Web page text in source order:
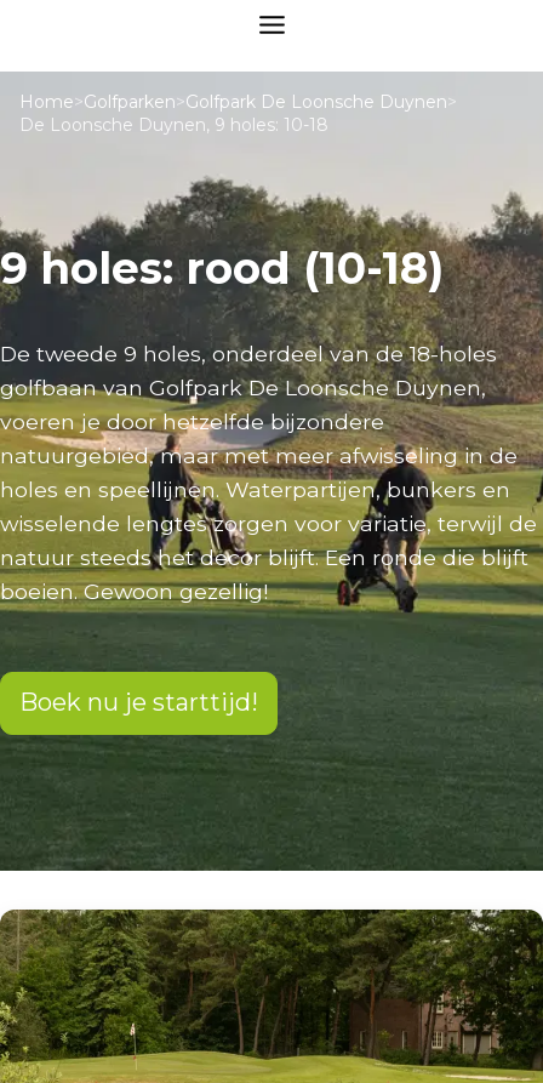
Home>Golfparken>Golfpark De Loonsche Duynen>
De Loonsche Duynen, 9 holes: 10-18
9 holes: rood (10-18)
De tweede 9 holes, onderdeel van de 18-holes
golfbaan van Golfpark De Loonsche Duynen,
voeren je door hetzelfde bijzondere
natuurgebied, maar met meer afwisseling in de
holes en speellijnen. Waterpartijen, bunkers en
wisselende lengtes zorgen voor variatie, terwijl de
natuur steeds het decor blijft. Een ronde die blijft
boeien. Gewoon gezellig!
Boek nu je starttijd!